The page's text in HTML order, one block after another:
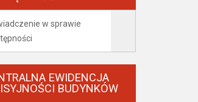
w sprawie
EWIDENCJA
BUDYNKÓW